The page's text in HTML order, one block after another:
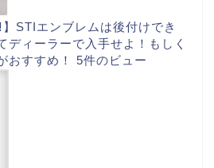
】STIエンブレムは後付けでき
ディーラーで入手せよ！もしく
おすすめ！ 5件のビュー